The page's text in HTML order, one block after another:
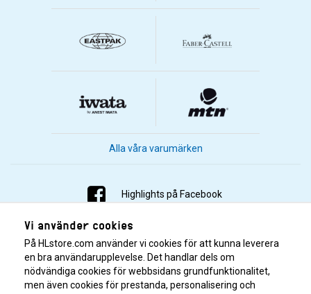
Alla våra varumärken
Highlights på Facebook
Highlights på Instagram
Highlights på Youtube
Highlights på Tiktok
Vi använder cookies
På HLstore.com använder vi cookies för att kunna leverera
en bra användarupplevelse. Det handlar dels om
nödvändiga cookies för webbsidans grundfunktionalitet,
men även cookies för prestanda, personalisering och